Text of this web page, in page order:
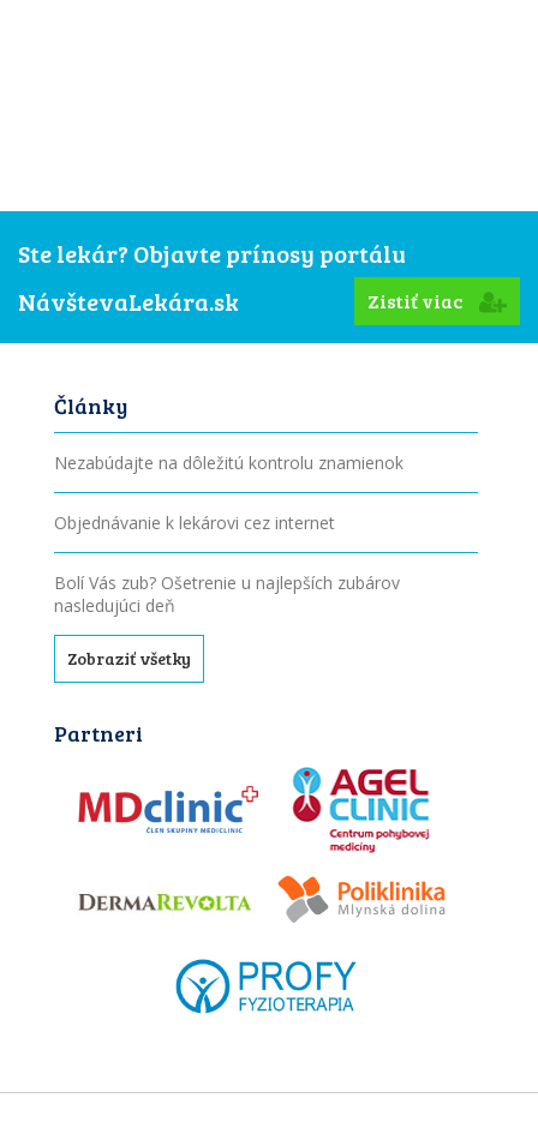
Ste lekár? Objavte prínosy portálu
NávštevaLekára.sk
Zistiť viac
Články
Nezabúdajte na dôležitú kontrolu znamienok
Objednávanie k lekárovi cez internet
Bolí Vás zub? Ošetrenie u najlepších zubárov
nasledujúci deň
Zobraziť všetky
Partneri